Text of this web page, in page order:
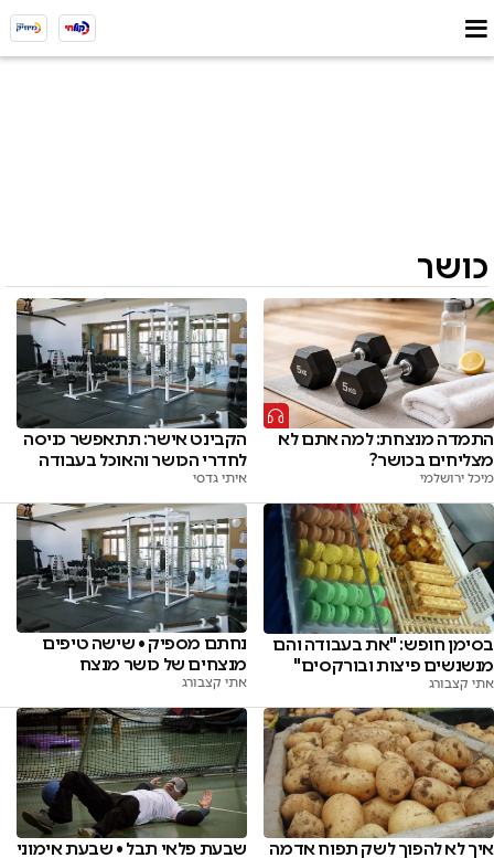
כושר
התמדה מנצחת: למה אתם לא
מצליחים בכושר?
מיכל ירושלמי
הקבינט אישר: תתאפשר כניסה
לחדרי הכושר והאוכל בעבודה
איתי גדסי
בסימן חופש: "את בעבודה והם
מנשנשים פיצות ובורקסים"
אתי קצבורג
נחתם מספיק • שישה טיפים
מנצחים של כושר מנצח
אתי קצבורג
איך לא להפוך לשק תפוח אדמה
שבעת פלאי תבל • שבעת אימוני